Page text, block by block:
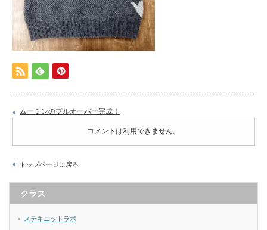
ムーミンのプルオーバー完成！
コメントは利用できません。
トップページに戻る
クラス
ステキニットラボ